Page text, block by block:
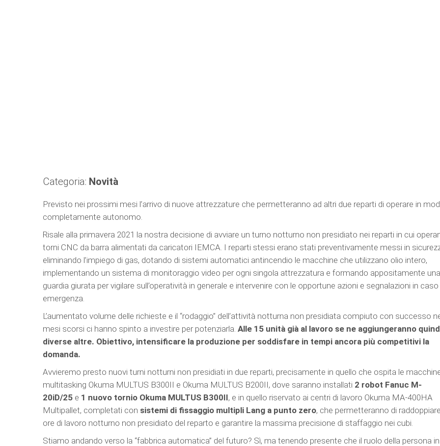
Categoria: Novità
Previsto nei prossimi mesi l’arrivo di nuove attrezzature che permetteranno ad altri due reparti di operare in
completamente autonomo.
Risale alla primavera 2021 la nostra decisione di avviare un turno notturno non presidiato nei reparti in cui
torni CNC da barra alimentati da caricatori IEMCA. I reparti stessi erano stati preventivamente messi in
eliminando l’impiego di gas, dotando di sistemi automatici antincendio le macchine che utilizzano olio intero,
implementando un sistema di monitoraggio video per ogni singola attrezzatura e formando appositamente una
guardia giurata per vigilare sull’operatività in generale e intervenire con le opportune azioni e segnalazioni in caso
emergenza.
L’aumentato volume delle richieste e il “rodaggio” dell’attività notturna non presidiata compiuto con successo
mesi scorsi ci hanno spinto a investire per potenziarla. Alle 15 unità già al lavoro se ne aggiungeranno
diverse altre. Obiettivo, intensificare la produzione per soddisfare in tempi ancora più competitivi la
domanda.
Avvieremo presto nuovi turni notturni non presidiati in due reparti, precisamente in quello che ospita le
multitasking Okuma MULTUS B300II e Okuma MULTUS B200II, dove saranno installati 2 robot Fanuc M-
20iD/25 e 1 nuovo tornio Okuma MULTUS B300II, e in quello riservato ai centri di lavoro Okuma MA-400HA
Multipallet, completati con sistemi di fissaggio multipli Lang a punto zero, che permetteranno di
ore di lavoro notturno non presidiato del reparto e garantire la massima precisione di staffaggio nei cubi.
Stiamo andando verso la “fabbrica automatica” del futuro? Sì, ma tenendo presente che il ruolo della persona in